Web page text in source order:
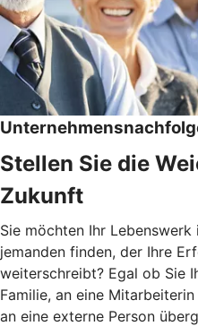
Stellen Sie die
Zukunft
Sie möchten Ihr
jemanden finden, der Ihre
weiterschreibt? Egal ob Sie
Familie, an eine
an eine externe Person